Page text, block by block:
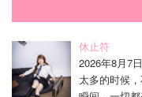
休止符
2026年8月7日
太多的时候